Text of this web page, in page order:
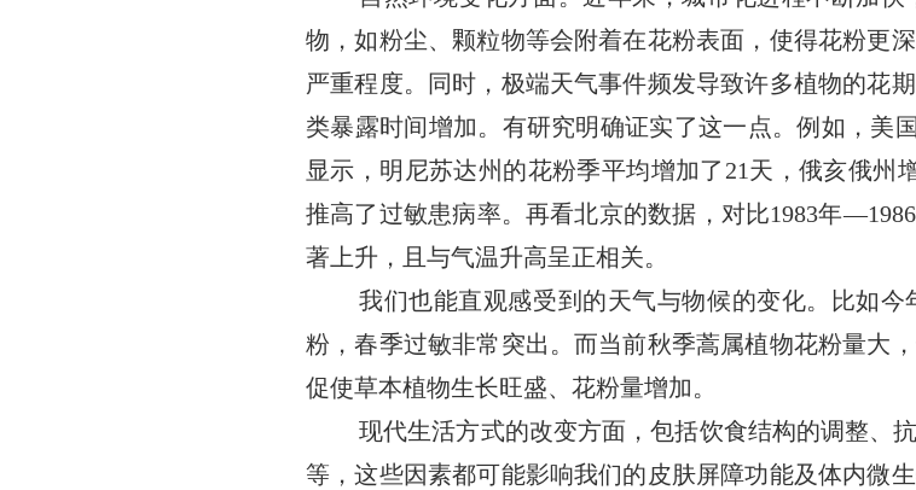
物，如粉尘、颗粒物等会附着在花粉表面，使得花粉更
严重程度。同时，极端天气事件频发导致许多植物的花
类暴露时间增加。有研究明确证实了这一点。例如，美
显示，明尼苏达州的花粉季平均增加了21天，俄亥俄
推高了过敏患病率。再看北京的数据，对比1983年
著上升，且与气温升高呈正相关。
我们也能直观感受到的天气与物候的变化。比如
粉，春季过敏非常突出。而当前秋季蒿属植物花粉量大
促使草本植物生长旺盛、花粉量增加。
现代生活方式的改变方面，包括饮食结构的调整、
等，这些因素都可能影响我们的皮肤屏障功能及体内微